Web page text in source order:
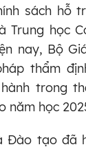
sách hỗ
Trung học
nay, Bộ
thẩm
trong
năm học
Đào tạo đã